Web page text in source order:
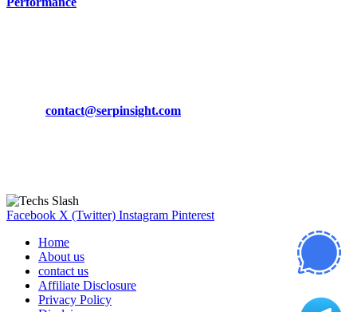
contact@serpinsight.com
Facebook X (Twitter) Instagram Pinterest
Home
About us
contact us
Affiliate Disclosure
Privacy Policy